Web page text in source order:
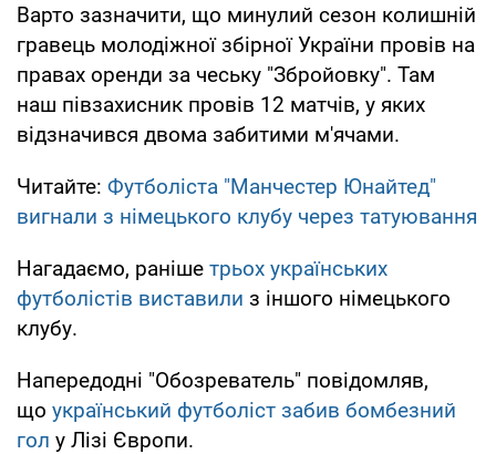
Варто зазначити, що минулий сезон колишній
гравець молодіжної збірної України провів на
правах оренди за чеську "Збройовку". Там
наш півзахисник провів 12 матчів, у яких
відзначився двома забитими м'ячами.
Читайте: Футболіста "Манчестер Юнайтед"
вигнали з німецького клубу через татуювання
Нагадаємо, раніше трьох українських
футболістів виставили з іншого німецького
клубу.
Напередодні "Обозреватель" повідомляв,
що український футболіст забив бомбезний
гол у Лізі Європи.